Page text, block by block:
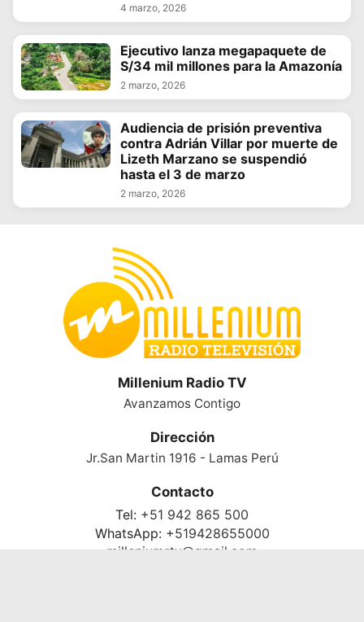
4 marzo, 2026
Ejecutivo lanza megapaquete de
S/34 mil millones para la Amazonía
2 marzo, 2026
Audiencia de prisión preventiva
contra Adrián Villar por muerte de
Lizeth Marzano se suspendió
hasta el 3 de marzo
2 marzo, 2026
Millenium Radio TV
Avanzamos Contigo
Dirección
Jr.San Martin 1916 - Lamas Perú
Contacto
Tel: +51 942 865 500
WhatsApp: +519428655000
milleniumrtv@gmail.com